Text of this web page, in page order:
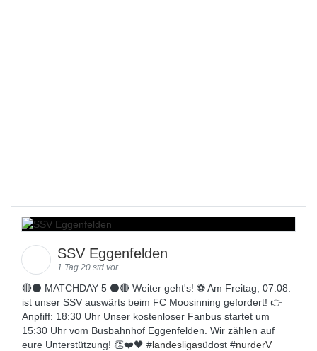
SSV Eggenfelden
1 Tag 20 std vor
🔴⚫️ MATCHDAY 5 ⚫️🔴 Weiter geht's! ⚽ Am Freitag, 07.08.
ist unser SSV auswärts beim FC Moosinning gefordert! 👉
Anpfiff: 18:30 Uhr Unser kostenloser Fanbus startet um
15:30 Uhr vom Busbahnhof Eggenfelden. Wir zählen auf
eure Unterstützung! 👏❤️🖤 #landesligasüdost #nurderV